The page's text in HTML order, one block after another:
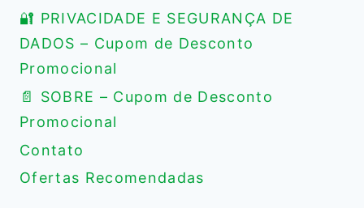
🔐 PRIVACIDADE E SEGURANÇA DE
DADOS – Cupom de Desconto
Promocional
📄 SOBRE – Cupom de Desconto
Promocional
Contato
Ofertas Recomendadas